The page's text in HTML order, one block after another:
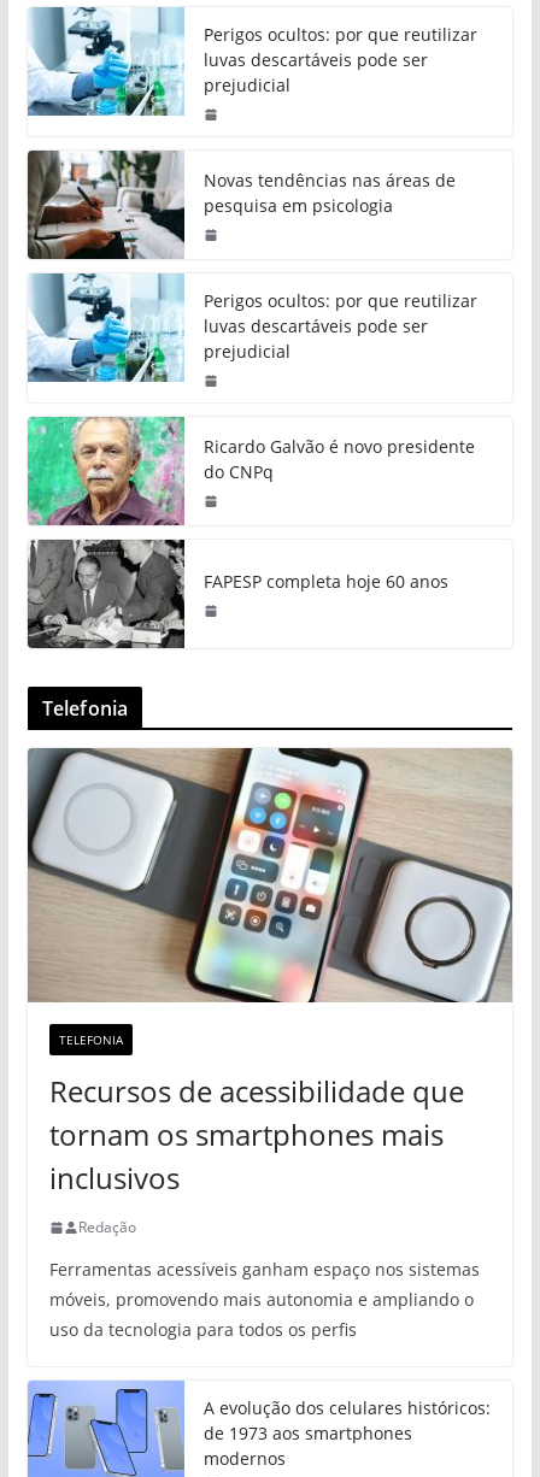
Perigos ocultos: por que reutilizar
luvas descartáveis pode ser
prejudicial
Novas tendências nas áreas de
pesquisa em psicologia
Perigos ocultos: por que reutilizar
luvas descartáveis pode ser
prejudicial
Ricardo Galvão é novo presidente
do CNPq
FAPESP completa hoje 60 anos
Telefonia
TELEFONIA
Recursos de acessibilidade que
tornam os smartphones mais
inclusivos
Redação
Ferramentas acessíveis ganham espaço nos sistemas
móveis, promovendo mais autonomia e ampliando o
uso da tecnologia para todos os perfis
A evolução dos celulares históricos:
de 1973 aos smartphones
modernos